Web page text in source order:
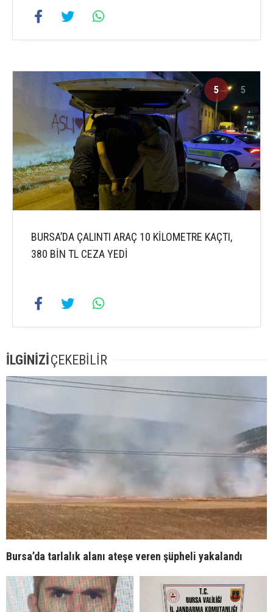
5 5
BURSA’DA ÇALINTI ARAÇ 10 KİLOMETRE KAÇTI,
380 BİN TL CEZA YEDİ
İLGİNİZİÇEKEBİLİR
Bursa’da tarlalık alanı ateşe veren şüpheli yakalandı